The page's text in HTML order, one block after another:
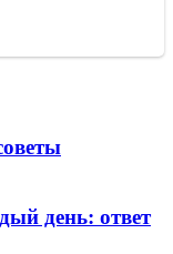
день: ответ